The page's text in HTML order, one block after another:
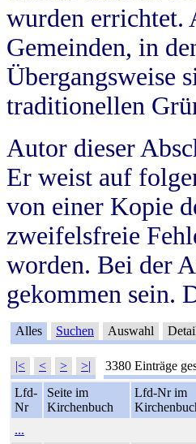
wurden errichtet.
Gemeinden, in
Übergangsweise
traditionellen
Autor dieser
Er weist auf
von einer Kopie
zweifelsfreie
worden. Bei der
gekommen sein.
Alles Suchen Auswahl
|< < > >| 3380 Einträge
Lfd-
Nr
Seite im
Kirchenbuch
Lfd-Nr im
...